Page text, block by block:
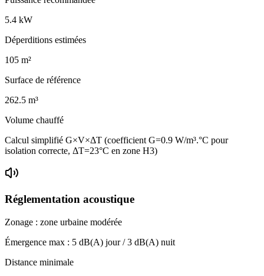
5.4 kW
Déperditions estimées
105 m²
Surface de référence
262.5 m³
Volume chauffé
Calcul simplifié G×V×ΔT (coefficient G=0.9 W/m³.°C pour
isolation correcte, ΔT=23°C en zone H3)
Réglementation acoustique
Zonage : zone urbaine modérée
Émergence max : 5 dB(A) jour /3 dB(A) nuit
Distance minimale